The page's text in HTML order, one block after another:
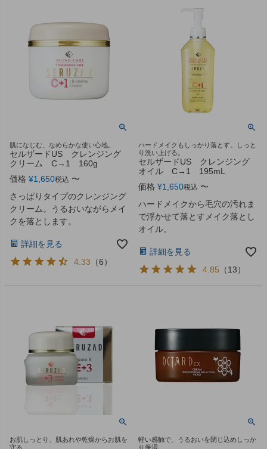
肌になじむ、なめらかな使い心地。
セルザードUS クレンジング
クリーム C→1 160g
価格 ¥1,650税込 〜
さっぱりタイプのクレンジング
クリーム。うるおいながらメイ
クを落とします。
詳細を見る
4.33 （6）
ハードメイクもしっかり落とす。しっと
り洗い上げる。
セルザードUS クレンジング
オイル C→1 195mL
価格 ¥1,650税込 〜
ハードメイクから毛穴の汚れま
で浮かせて落とすメイク落とし
オイル。
詳細を見る
4.85 （13）
お肌しっとり、肌あれや乾燥からお肌を
守る。
軽い感触で、うるおいを閉じ込めしっか
り保湿。